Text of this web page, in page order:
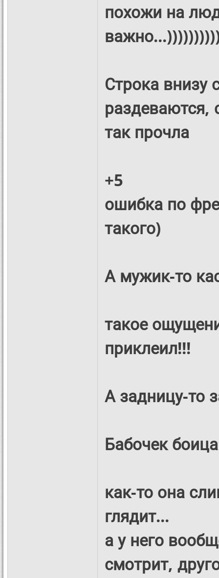
похожи на
Строка внизу
так прочла
+5
ошибка по
такого)
А мужик-то
такое
приклеил!!!
А задницу-то
Бабочек боица
как-то она
глядит...
а у него
смотрит,